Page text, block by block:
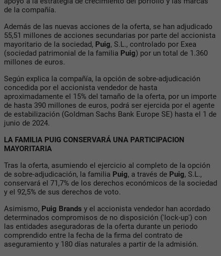
de la compañía.
Además de las nuevas acciones de la oferta, se han adjudicado
55,51 millones de acciones secundarias por parte del accionista
mayoritario de la sociedad, Puig, S.L., controlado por Exea
(sociedad patrimonial de la familia Puig) por un total de 1.360
millones de euros.
Según explica la compañía, la opción de sobre-adjudicación
concedida por el accionista vendedor de hasta
aproximadamente el 15% del tamaño de la oferta, por un importe
de hasta 390 millones de euros, podrá ser ejercida por el agente
de estabilización (Goldman Sachs Bank Europe SE) hasta el 1 de
junio de 2024.
LA FAMILIA PUIG CONSERVARÁ UNA PARTICIPACION
MAYORITARIA
Tras la oferta, asumiendo el ejercicio al completo de la opción
de sobre-adjudicación, la familia Puig, a través de Puig, S.L.,
conservará el 71,7% de los derechos económicos de la sociedad
y el 92,5% de sus derechos de voto.
Asimismo, Puig Brands y el accionista vendedor han acordado
determinados compromisos de no disposición ('lock-up') con
las entidades aseguradoras de la oferta durante un periodo
comprendido entre la fecha de la firma del contrato de
aseguramiento y 180 días naturales a partir de la admisión.